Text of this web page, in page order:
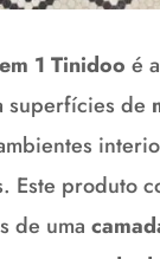
1 Tinidoo é
superfícies de
Este produto
de uma